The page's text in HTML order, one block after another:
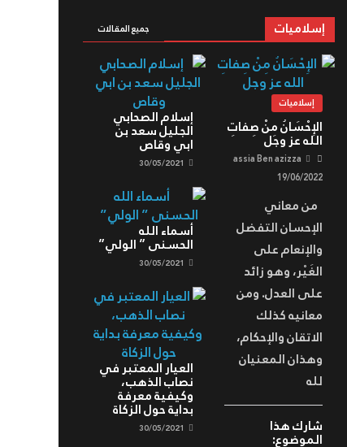
إسلاميات جميع المقالات
إسلاميات
الإِحْسَانُ مِنْ صِفاتِ
الله عز وجل
assia Ben azizza
19/06/2022
من معاني
الإحسان التفضل
والإنعام على
الغَيْر، وهو زائد
على العدل. ومن
معانيه كذلك
الاتقان والإحكام،
وهذان المعنيان
لله
شارك هذا
الموضوع:
إسلام الصحابي
الجليل سعد بن
ابي وقاص
30/05/2021
أسماء الله
الحسنى ” الولي”
30/05/2021
العيار المعتبر في
نصاب الذهب،
وكيفية معرفة
بداية حول الزكاة
30/05/2021